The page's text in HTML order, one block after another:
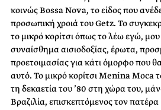
κοινώς Bossa Nova, το είδος που
προσωπική χροιά του Getz. Το
το μικρό κορίτσι όπως το λέω εγώ,
συναίσθημα αισιοδοξίας, έρωτα,
προετοιμασίας για κάτι όμορφο που θα
αυτό. Το μικρό κορίτσι Menina
τη δεκαετία του ’80 στη χώρα του,
Βραζιλία, επισκεπτόμενος τον